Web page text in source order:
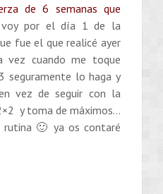
de 6 semanas que
por el día 1 de la
fue el que realicé ayer
vez cuando me toque
seguramente lo haga y
vez de seguir con la
y toma de máximos…
rutina 🙂 ya os contaré